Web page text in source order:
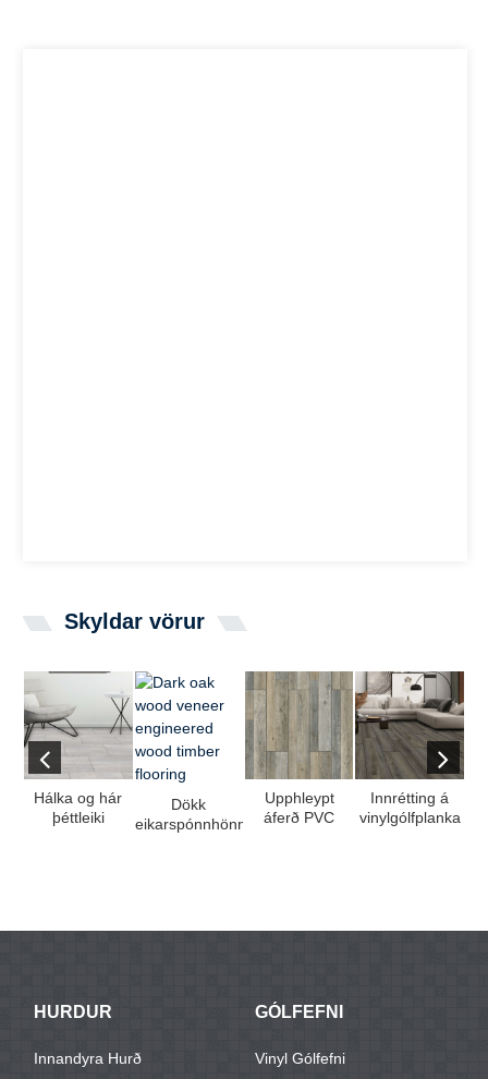
Skyldar vörur
Hálka og hár
þéttleiki
Dökk
eikarspónnhönnuð
Upphleypt
áferð PVC
Innrétting á
vinylgólfplanka
HURDUR
Innandyra Hurð
GÓLFEFNI
Vinyl Gólfefni